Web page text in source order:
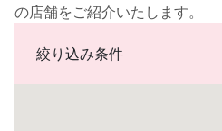
の店舗をご紹介いたします。
絞り込み条件